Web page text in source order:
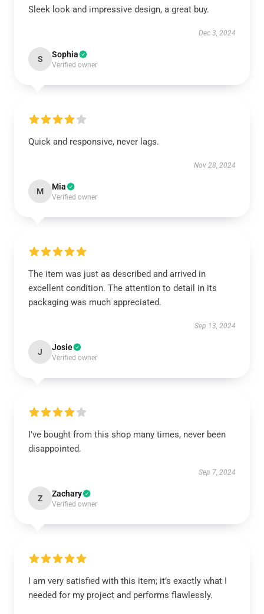
Sleek look and impressive design, a great buy.
Dec 3, 2024
S Sophia
Verified owner
Quick and responsive, never lags.
Nov 28, 2024
M Mia
Verified owner
The item was just as described and arrived in
excellent condition. The attention to detail in its
packaging was much appreciated.
Sep 13, 2024
J Josie
Verified owner
I've bought from this shop many times, never been
disappointed.
Sep 7, 2024
Z Zachary
Verified owner
I am very satisfied with this item; it’s exactly what I
needed for my project and performs flawlessly.